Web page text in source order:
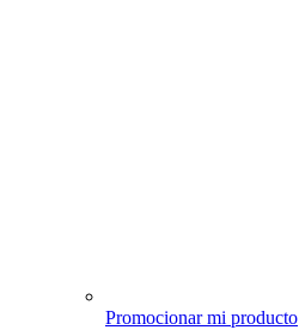
Promocionar mi producto